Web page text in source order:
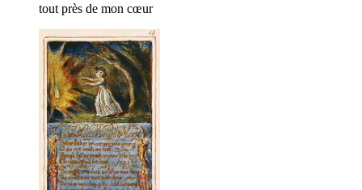
tout près de mon cœur